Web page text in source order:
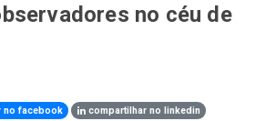
no céu de
no facebook compartilhar no linkedin